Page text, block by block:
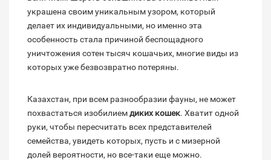
украшена своим уникальным узором, который
делает их индивидуальными, но именно эта
особенность стала причиной беспощадного
уничтожения сотен тысяч кошачьих, многие виды из
которых уже безвозвратно потеряны.
Казахстан, при всем разнообразии фауны, не может
похвастаться изобилиемдиких кошек. Хватит одной
руки, чтобы пересчитать всех представителей
семейства, увидеть которых, пусть и с мизерной
долей вероятности, но все-таки еще можно.